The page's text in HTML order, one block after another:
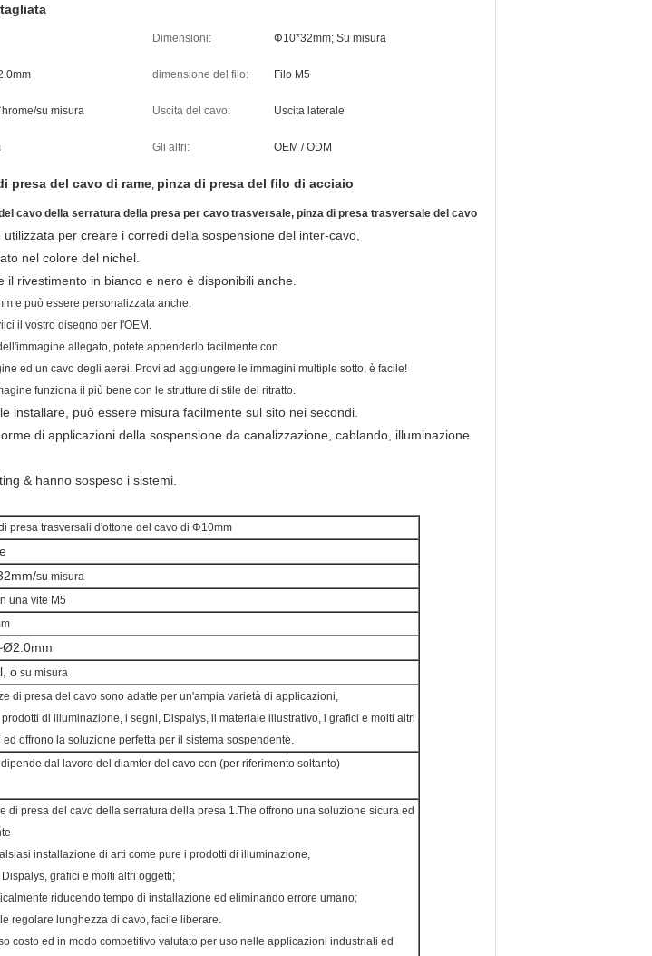
Dimensioni: Φ10*32mm; Su misura
dimensione del filo: Filo M5
su misura Uscita del cavo: Uscita laterale
Gli altri: OEM / ODM
presa del cavo di rame, pinza di presa del filo di acciaio
cavo della serratura della presa per cavo trasversale, pinza di presa trasversale del cavo
per creare i corredi della sospensione del inter-cavo,
nel colore del nichel.
il rivestimento in bianco e nero è disponibili anche.
e può essere personalizzata anche.
il vostro disegno per l'OEM.
allegato, potete appenderlo facilmente con
ed un cavo degli aerei. Provi ad aggiungere le immagini multiple sotto, è facile!
funziona il più bene con le strutture di stile del ritratto.
installare, può essere misura facilmente sul sito nei secondi.
di applicazioni della sospensione da canalizzazione, cablando, illuminazione
& hanno sospeso i sistemi.
presa trasversali d'ottone del cavo di Φ10mm
su misura
una vite M5
o su misura
di presa del cavo sono adatte per un'ampia varietà di applicazioni,
di illuminazione, i segni, Dispalys, il materiale illustrativo, i grafici e molti altri
ed offrono la soluzione perfetta per il sistema sospendente.
dal lavoro del diamter del cavo con (per riferimento soltanto)
di presa del cavo della serratura della presa 1.The offrono una soluzione sicura ed
installazione di arti come pure i prodotti di illuminazione,
grafici e molti altri oggetti;
riducendo tempo di installazione ed eliminando errore umano;
regolare lunghezza di cavo, facile liberare.
costo ed in modo competitivo valutato per uso nelle applicazioni industriali ed